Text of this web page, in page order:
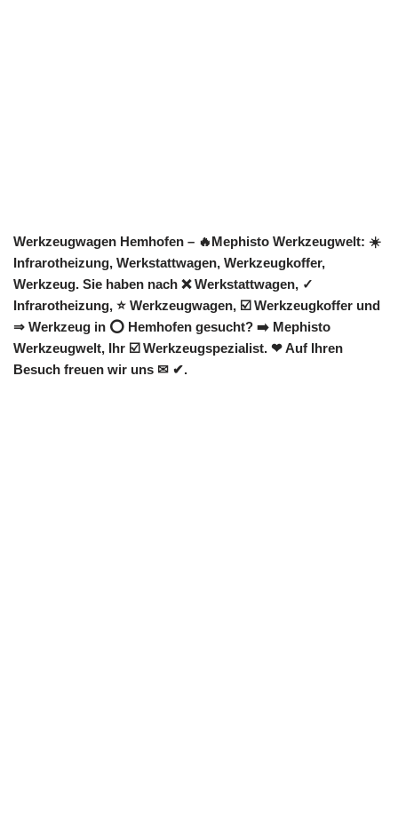
Werkzeugwagen Hemhofen – 🔥Mephisto Werkzeugwelt: ☀️
Infrarotheizung, Werkstattwagen, Werkzeugkoffer,
Werkzeug. Sie haben nach ❌ Werkstattwagen, ✓
Infrarotheizung, ⭐ Werkzeugwagen, ☑️ Werkzeugkoffer und
⇒ Werkzeug in ⭕ Hemhofen gesucht? ➡️ Mephisto
Werkzeugwelt, Ihr ☑️ Werkzeugspezialist. ❤ Auf Ihren
Besuch freuen wir uns ✉ ✔.